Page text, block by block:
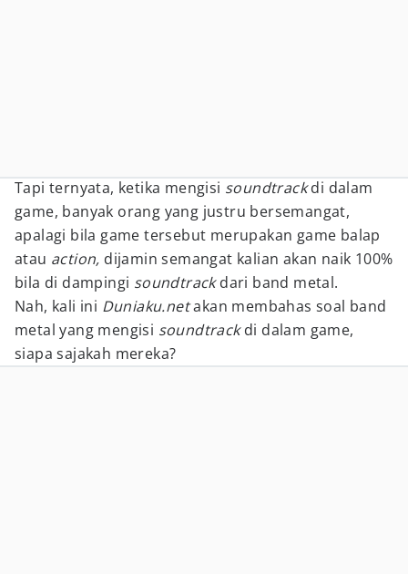
Tapi ternyata, ketika mengisi soundtrackdi dalam
game, banyak orang yang justru bersemangat,
apalagi bila game tersebut merupakan game balap
atau action, dijamin semangat kalian akan naik 100%
bila di dampingi soundtrackdari band metal.
Nah, kali ini Duniaku.netakan membahas soal band
metal yang mengisi soundtrackdi dalam game,
siapa sajakah mereka?